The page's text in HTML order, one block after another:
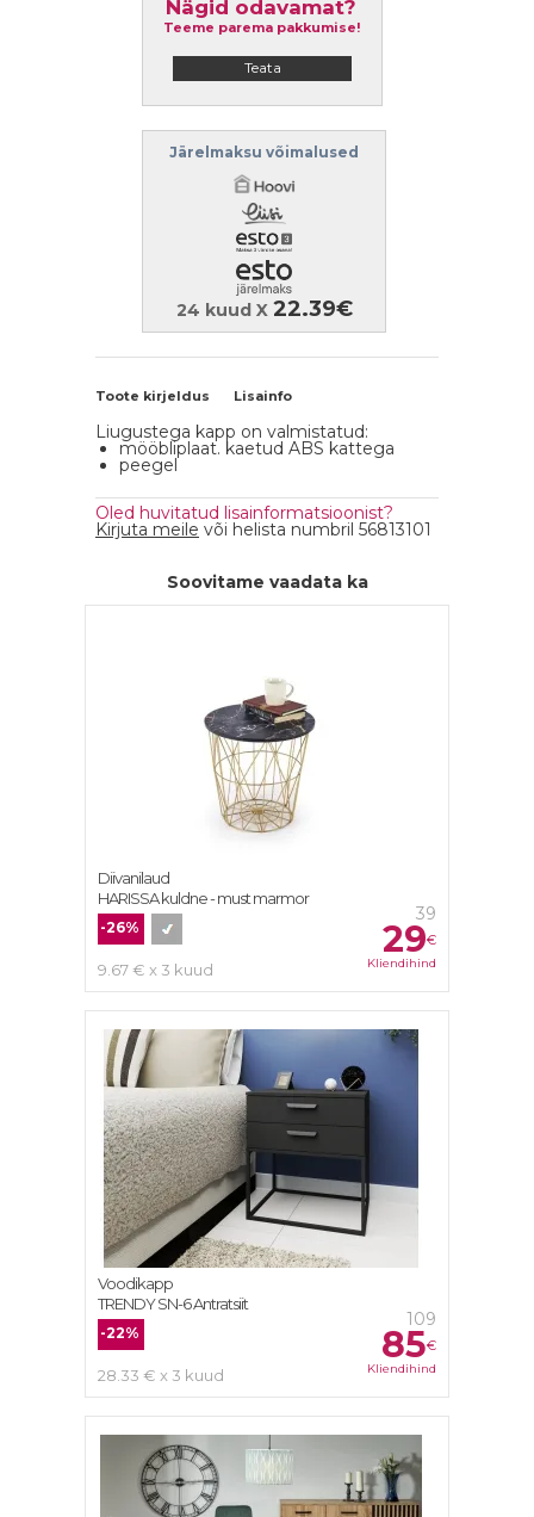
Nägid odavamat?
Teeme parema pakkumise!
Teata
Järelmaksu võimalused
24 kuud X 22.39€
Toote kirjeldus Lisainfo
Liugustega kapp on valmistatud:
mööbliplaat. kaetud ABS kattega
peegel
Oled huvitatud lisainformatsioonist?
Kirjuta meile või helista numbril 56813101
Soovitame vaadata ka
39
29€
Kliendihind
-26%
9.67 € x 3 kuud
Diivanilaud
HARISSA kuldne - must marmor
109
85€
Kliendihind
-22%
28.33 € x 3 kuud
Voodikapp
TRENDY SN-6 Antratsiit